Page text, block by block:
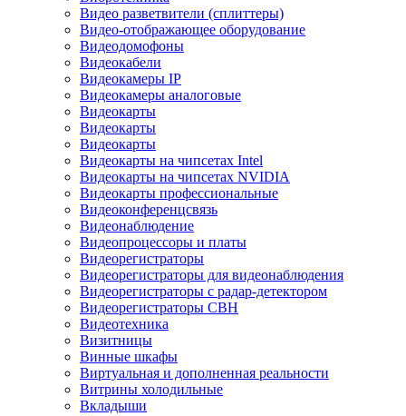
Видео разветвители (сплиттеры)
Видео-отображающее оборудование
Видеодомофоны
Видеокабели
Видеокамеры IP
Видеокамеры аналоговые
Видеокарты
Видеокарты
Видеокарты
Видеокарты на чипсетах Intel
Видеокарты на чипсетах NVIDIA
Видеокарты профессиональные
Видеоконференцсвязь
Видеонаблюдение
Видеопроцессоры и платы
Видеорегистраторы
Видеорегистраторы для видеонаблюдения
Видеорегистраторы с радар-детектором
Видеорегистраторы СВН
Видеотехника
Визитницы
Винные шкафы
Виртуальная и дополненная реальности
Витрины холодильные
Вкладыши